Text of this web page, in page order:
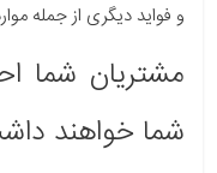
و فواید دیگری از جمله
مشتریان شما
شما خواهند